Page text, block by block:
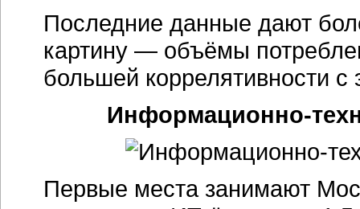
Последние данные дают
картину — объёмы
большей коррелятивности
Информационно-
Первые места занимают